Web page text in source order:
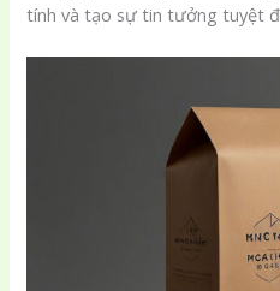
tính và tạo sự tin tưởng tuyệt